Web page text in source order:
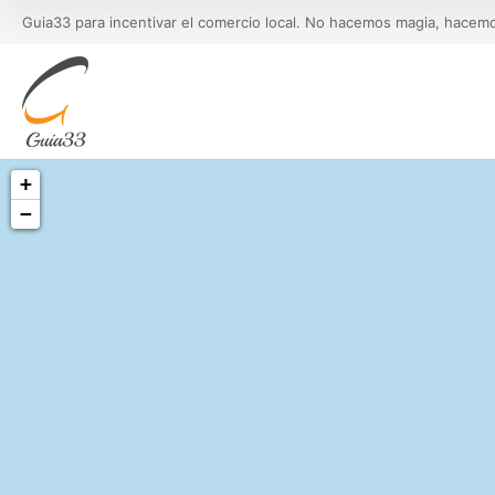
Guia33 para incentivar el comercio local. No hacemos magia,
+
−